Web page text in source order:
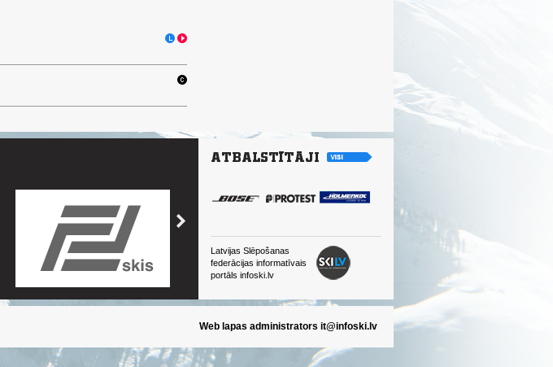
Latvijas Slēpošanas
federācijas informatīvais
portāls infoski.lv
Web lapas administrators it@infoski.lv